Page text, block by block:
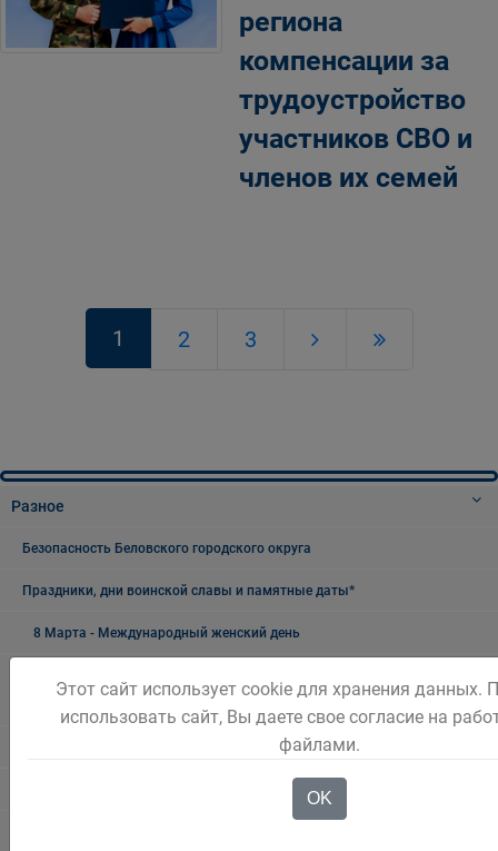
региона
компенсации за
трудоустройство
участников СВО и
членов их семей
1 2 3
Разное
Безопасность Беловского городского округа
Праздники, дни воинской славы и памятные даты*
8 Марта - Международный женский день
Этот сайт использует cookie для хранения данных.
использовать сайт, Вы даете свое согласие на
файлами.
OK